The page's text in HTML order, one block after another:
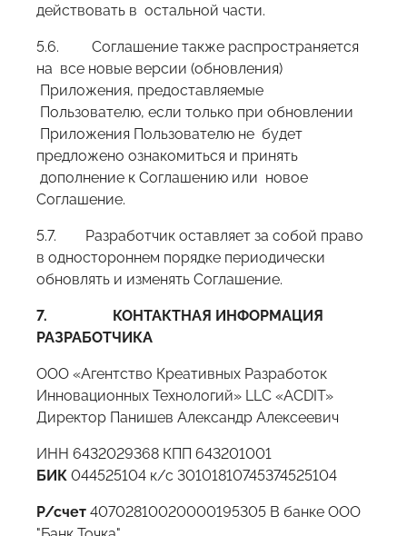
действовать в остальной части.
5.6. Соглашение также распространяется
на все новые версии (обновления)
Приложения, предоставляемые
Пользователю, если только при обновлении
Приложения Пользователю не будет
предложено ознакомиться и принять
дополнение к Соглашению или новое
Соглашение.
5.7. Разработчик оставляет за собой право
в одностороннем порядке периодически
обновлять и изменять Соглашение.
7.
КОНТАКТНАЯ ИНФОРМАЦИЯ
РАЗРАБОТЧИКА
ООО «Агентство Креативных Разработок
Инновационных Технологий» LLC «ACDIT»
Директор Панишев Александр Алексеевич
ИНН 6432029368 КПП 643201001
БИК 044525104 к/с 30101810745374525104
Р/счет 40702810020000195305 В банке ООО